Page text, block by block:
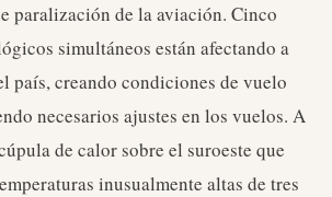
paralización de la aviación. Cinco
simultáneos están afectando a
país, creando condiciones de vuelo
necesarios ajustes en los vuelos. A
de calor sobre el suroeste que
inusualmente altas de tres